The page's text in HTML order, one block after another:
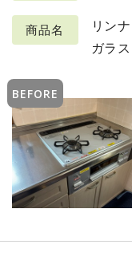
商品名
リン
ガラ
BEFORE